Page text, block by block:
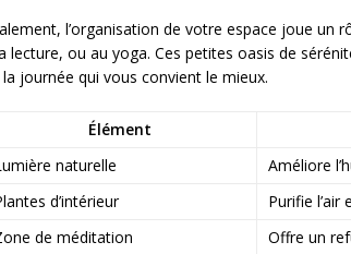
l’organisation de votre espace joue un
lecture, ou au yoga. Ces petites oasis de
journée qui vous convient le mieux.
Élément
naturelle
Améliore
d’intérieur
Purifie l’air
de méditation
Offre un